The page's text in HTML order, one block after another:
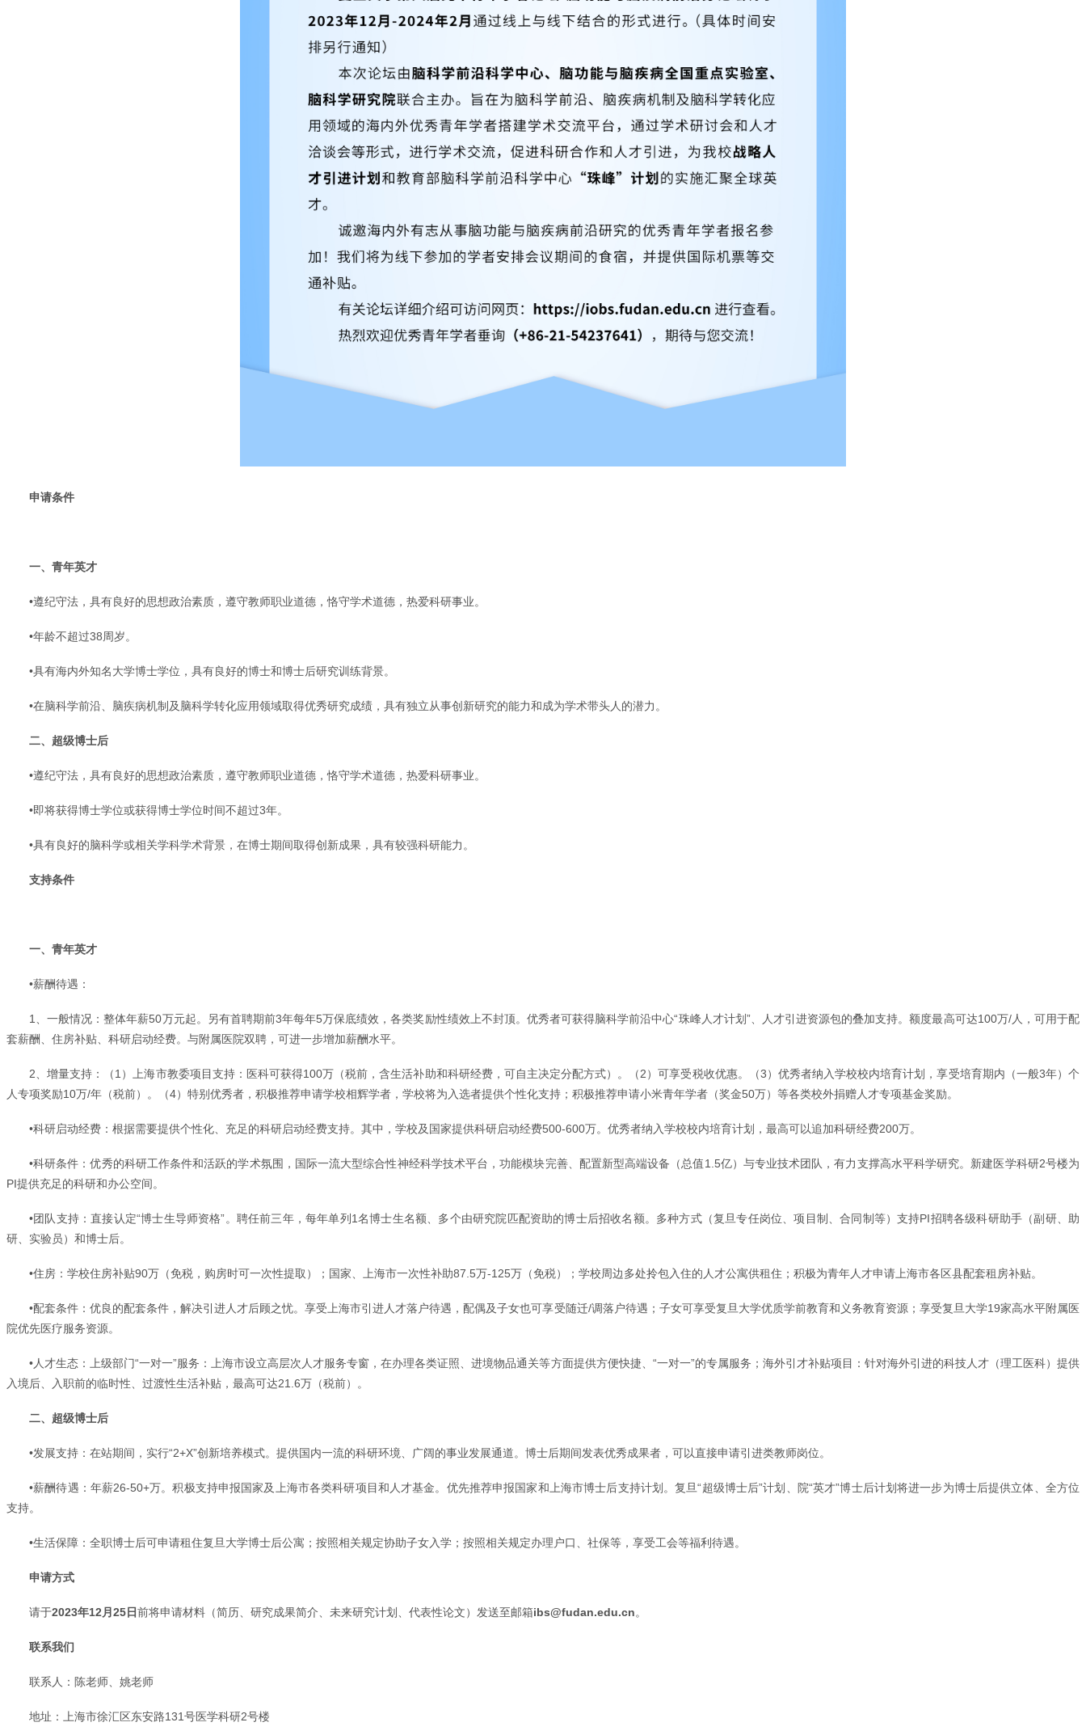
申请条件
一、青年英才
•遵纪守法，具有良好的思想政治素质，遵守教师职业道德，恪守学术道德，热爱科研事业。
•年龄不超过38周岁。
•具有海内外知名大学博士学位，具有良好的博士和博士后研究训练背景。
•在脑科学前沿、脑疾病机制及脑科学转化应用领域取得优秀研究成绩，具有独立从事创新研究的能力和成为学术带头人的潜力。
二、超级博士后
•遵纪守法，具有良好的思想政治素质，遵守教师职业道德，恪守学术道德，热爱科研事业。
•即将获得博士学位或获得博士学位时间不超过3年。
•具有良好的脑科学或相关学科学术背景，在博士期间取得创新成果，具有较强科研能力。
支持条件
一、青年英才
•薪酬待遇：
1、一般情况：整体年薪50万元起。另有首聘期前3年每年5万保底绩效，各类奖励性绩效上不封顶。优秀者可获得脑科学前沿中心“珠峰人才计划”、人才引进资源包的叠加支持。额度最高可达100万/人，可用于配
套薪酬、住房补贴、科研启动经费。与附属医院双聘，可进一步增加薪酬水平。
2、增量支持：（1）上海市教委项目支持：医科可获得100万（税前，含生活补助和科研经费，可自主决定分配方式）。（2）可享受税收优惠。（3）优秀者纳入学校校内培育计划，享受培育期内（一般3年）个
人专项奖励10万/年（税前）。（4）特别优秀者，积极推荐申请学校相辉学者，学校将为入选者提供个性化支持；积极推荐申请小米青年学者（奖金50万）等各类校外捐赠人才专项基金奖励。
•科研启动经费：根据需要提供个性化、充足的科研启动经费支持。其中，学校及国家提供科研启动经费500-600万。优秀者纳入学校校内培育计划，最高可以追加科研经费200万。
•科研条件：优秀的科研工作条件和活跃的学术氛围，国际一流大型综合性神经科学技术平台，功能模块完善、配置新型高端设备（总值1.5亿）与专业技术团队，有力支撑高水平科学研究。新建医学科研2号楼为
PI提供充足的科研和办公空间。
•团队支持：直接认定“博士生导师资格”。聘任前三年，每年单列1名博士生名额、多个由研究院匹配资助的博士后招收名额。多种方式（复旦专任岗位、项目制、合同制等）支持PI招聘各级科研助手（副研、助
研、实验员）和博士后。
•住房：学校住房补贴90万（免税，购房时可一次性提取）；国家、上海市一次性补助87.5万-125万（免税）；学校周边多处拎包入住的人才公寓供租住；积极为青年人才申请上海市各区县配套租房补贴。
•配套条件：优良的配套条件，解决引进人才后顾之忧。享受上海市引进人才落户待遇，配偶及子女也可享受随迁/调落户待遇；子女可享受复旦大学优质学前教育和义务教育资源；享受复旦大学19家高水平附属医
院优先医疗服务资源。
•人才生态：上级部门“一对一”服务：上海市设立高层次人才服务专窗，在办理各类证照、进境物品通关等方面提供方便快捷、“一对一”的专属服务；海外引才补贴项目：针对海外引进的科技人才（理工医科）提供
入境后、入职前的临时性、过渡性生活补贴，最高可达21.6万（税前）。
二、超级博士后
•发展支持：在站期间，实行“2+X”创新培养模式。提供国内一流的科研环境、广阔的事业发展通道。博士后期间发表优秀成果者，可以直接申请引进类教师岗位。
•薪酬待遇：年薪26-50+万。积极支持申报国家及上海市各类科研项目和人才基金。优先推荐申报国家和上海市博士后支持计划。复旦“超级博士后”计划、院“英才”博士后计划将进一步为博士后提供立体、全方位
支持。
•生活保障：全职博士后可申请租住复旦大学博士后公寓；按照相关规定协助子女入学；按照相关规定办理户口、社保等，享受工会等福利待遇。
申请方式
请于2023年12月25日前将申请材料（简历、研究成果简介、未来研究计划、代表性论文）发送至邮箱ibs@fudan.edu.cn。
联系我们
联系人：陈老师、姚老师
地址：上海市徐汇区东安路131号医学科研2号楼